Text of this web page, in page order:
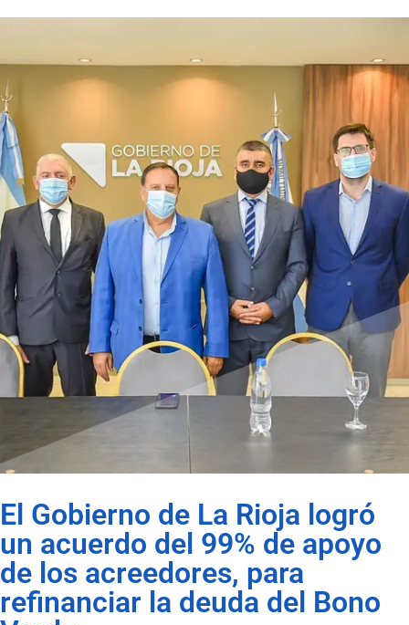
El Gobierno de La Rioja logró
un acuerdo del 99% de apoyo
de los acreedores, para
refinanciar la deuda del Bono